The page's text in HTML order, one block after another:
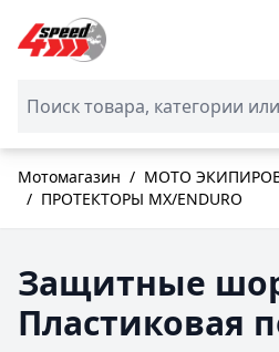
Skip to Content
Мотомагазин / МОТО
/ ПРОТЕКТОРЫ MX/ENDURO
Защитные
Пластиковая